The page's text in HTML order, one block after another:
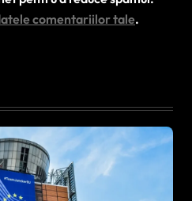
comentariilor tale.